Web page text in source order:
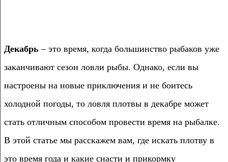
Декабрь – это время, когда большинство рыбаков уже
заканчивают сезон ловли рыбы. Однако, если вы
настроены на новые приключения и не боитесь
холодной погоды, то ловля плотвы в декабре может
стать отличным способом провести время на рыбалке.
В этой статье мы расскажем вам, где искать плотву в
это время года и какие снасти и прикормку